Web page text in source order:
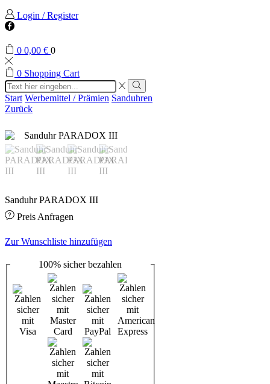
Login / Register
Facebook
0 0,00 € 0
0 Shopping Cart
Search
input
Search
Start Werbemittel / Prämien Sanduhren
Zurück
Sanduhr PARADOX III
Preis Anfragen
Zur Wunschliste hinzufügen
100%sicherbezahlen